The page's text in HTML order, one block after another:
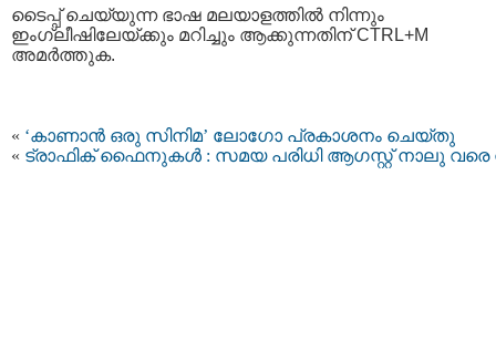
ടൈപ്പ്‌ ചെയ്യുന്ന ഭാഷ മലയാളത്തില്‍ നിന്നും
ഇംഗ്ലീഷിലേയ്ക്കും മറിച്ചും ആക്കുന്നതിന് CTRL+M
അമര്‍ത്തുക.
« ‘കാണാന്‍ ഒരു സിനിമ’ ലോഗോ പ്രകാശനം ചെയ്തു
« ട്രാഫിക് ഫൈനുകള്‍ : സമയ പരിധി ആഗസ്റ്റ്‌ നാലു വരെ